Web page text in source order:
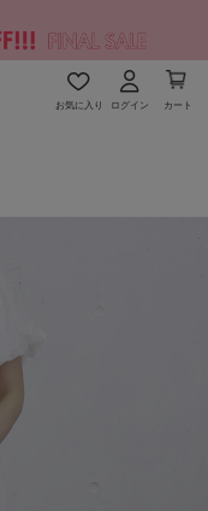
お気に入り ログイン カート